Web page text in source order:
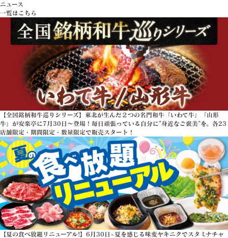
ニュース
一覧はこちら
【全国銘柄和牛巡りシリーズ】東北が生んだ２つの名門和牛「いわて牛」「山形
牛」が安楽亭に7月30日～登場！毎日頑張っている自分に”身近なご褒美”を。各23
店舗限定・期間限定・数量限定で販売スタート！
【夏の食べ放題リニューアル!】6月30日~夏を感じる味変ヤキニクでスタミナチャ